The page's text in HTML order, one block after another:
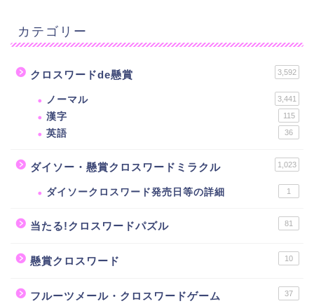
カテゴリー
クロスワードde懸賞 3,592
ノーマル 3,441
漢字 115
英語 36
ダイソー・懸賞クロスワードミラクル 1,023
ダイソークロスワード発売日等の詳細 1
当たる!クロスワードパズル 81
懸賞クロスワード 10
フルーツメール・クロスワードゲーム 37